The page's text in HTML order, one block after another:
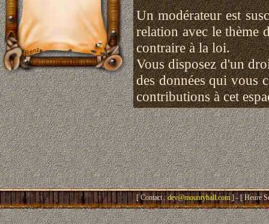
Un modérateur est
relation avec le thème
contraire à la loi.
Vous disposez d'un
des données qui vous
contributions à cet
[ Contact : dev@mountyhall.com ] - [ Heure